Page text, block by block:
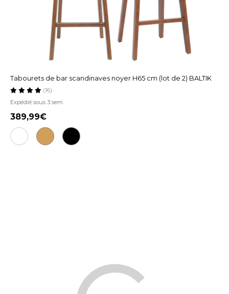
Tabourets de bar scandinaves noyer H65 cm (lot de 2) BALTIK
Expédié sous 3 sem
(16)
389,99